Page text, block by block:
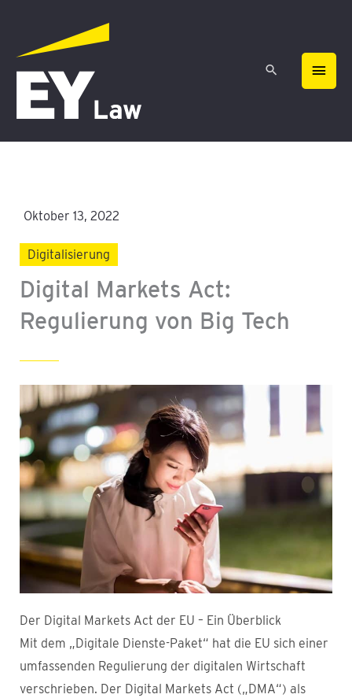
springen
Oktober 13, 2022
Digitalisierung
Digital Markets Act:
Regulierung von Big Tech
Der Digital Markets Act der EU – Ein Überblick
Mit dem „Digitale Dienste-Paket“ hat die EU sich einer
umfassenden Regulierung der digitalen Wirtschaft
verschrieben. Der Digital Markets Act („DMA“) als